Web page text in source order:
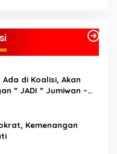
di Koalisi, Akan
” JADI ” Jumiwan –
Kemenangan